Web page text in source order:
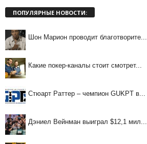
ПОПУЛЯРНЫЕ НОВОСТИ:
Шон Марион проводит благотворите...
Какие покер-каналы стоит смотрет...
Стюарт Раттер – чемпион GUKPT в...
Дэниел Вейнман выиграл $12,1 мил...